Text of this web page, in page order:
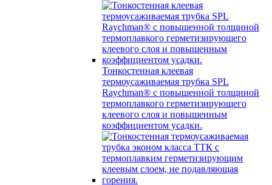
Тонкостенная клеевая
термоусаживаемая трубка SPL
Raychman® с повышенной толщиной
термоплавкого герметизирующего
клеевого слоя и повышенным
коэффициентом усадки.